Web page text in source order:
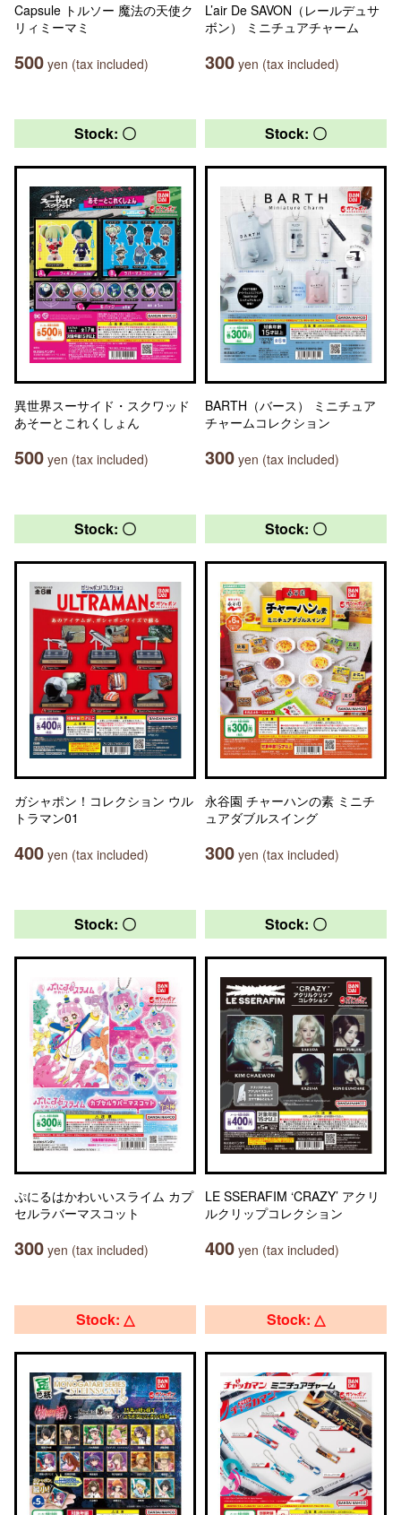
Capsule トルソー 魔法の天使ク
リィミーマミ
500 yen (tax included)
L’air De SAVON（レールデュサ
ボン） ミニチュアチャーム
300 yen (tax included)
Stock: 〇
異世界スーサイド・スクワッド
あそーとこれくしょん
500 yen (tax included)
Stock: 〇
BARTH（バース） ミニチュア
チャームコレクション
300 yen (tax included)
Stock: 〇
ガシャポン！コレクション ウル
トラマン01
400 yen (tax included)
Stock: 〇
永谷園 チャーハンの素 ミニチ
ュアダブルスイング
300 yen (tax included)
Stock: 〇
ぷにるはかわいいスライム カプ
セルラバーマスコット
300 yen (tax included)
Stock: 〇
LE SSERAFIM ‘CRAZY’ アクリ
ルクリップコレクション
400 yen (tax included)
Stock: △ Stock: △